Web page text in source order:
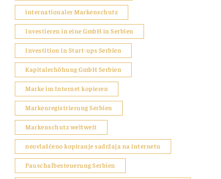
internationaler Markenschutz
Investieren in eine GmbH in Serbien
Investition in Start-ups Serbien
Kapitalerhöhung GmbH Serbien
Marke im Internet kopieren
Markenregistrierung Serbien
Markenschutz weltweit
neovlašćeno kopiranje sadržaja na internetu
Pauschalbesteuerung Serbien